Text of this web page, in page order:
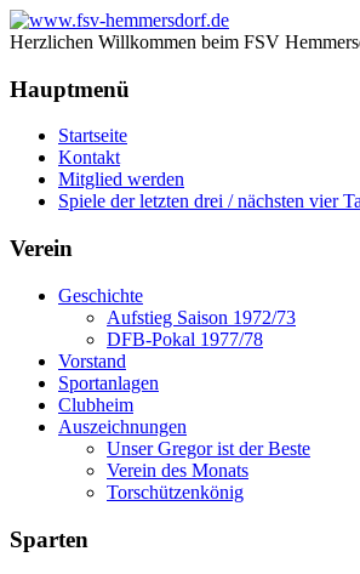
Herzlichen Willkommen beim FSV
Hauptmenü
Startseite
Kontakt
Mitglied werden
Spiele der letzten drei / nächsten vier
Verein
Geschichte
Aufstieg Saison 1972/73
DFB-Pokal 1977/78
Vorstand
Sportanlagen
Clubheim
Auszeichnungen
Unser Gregor ist der Beste
Verein des Monats
Torschützenkönig
Sparten